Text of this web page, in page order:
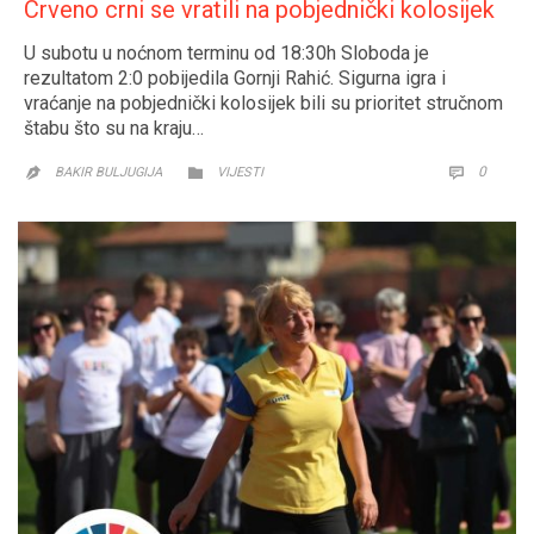
Crveno crni se vratili na pobjednički kolosijek
U subotu u noćnom terminu od 18:30h Sloboda je
rezultatom 2:0 pobijedila Gornji Rahić. Sigurna igra i
vraćanje na pobjednički kolosijek bili su prioritet stručnom
štabu što su na kraju…
 BAKIR BULJUGIJA  CATEGORY
VIJESTI  0